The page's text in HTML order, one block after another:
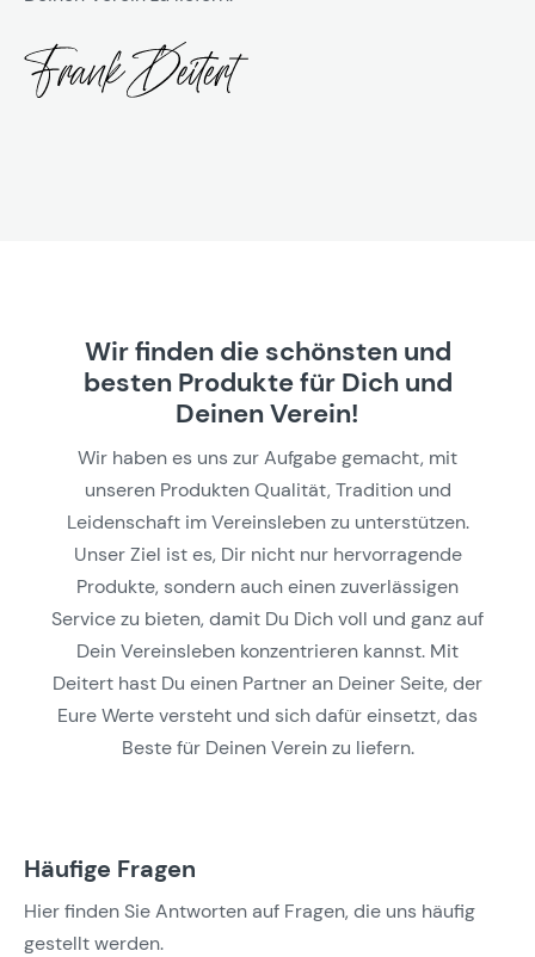
Wir finden die schönsten und
besten Produkte für Dich und
Deinen Verein!
Wir haben es uns zur Aufgabe gemacht, mit
unseren Produkten Qualität, Tradition und
Leidenschaft im Vereinsleben zu unterstützen.
Unser Ziel ist es, Dir nicht nur hervorragende
Produkte, sondern auch einen zuverlässigen
Service zu bieten, damit Du Dich voll und ganz auf
Dein Vereinsleben konzentrieren kannst. Mit
Deitert hast Du einen Partner an Deiner Seite, der
Eure Werte versteht und sich dafür einsetzt, das
Beste für Deinen Verein zu liefern.
Häufige Fragen
Hier finden Sie Antworten auf Fragen, die uns häufig
gestellt werden.